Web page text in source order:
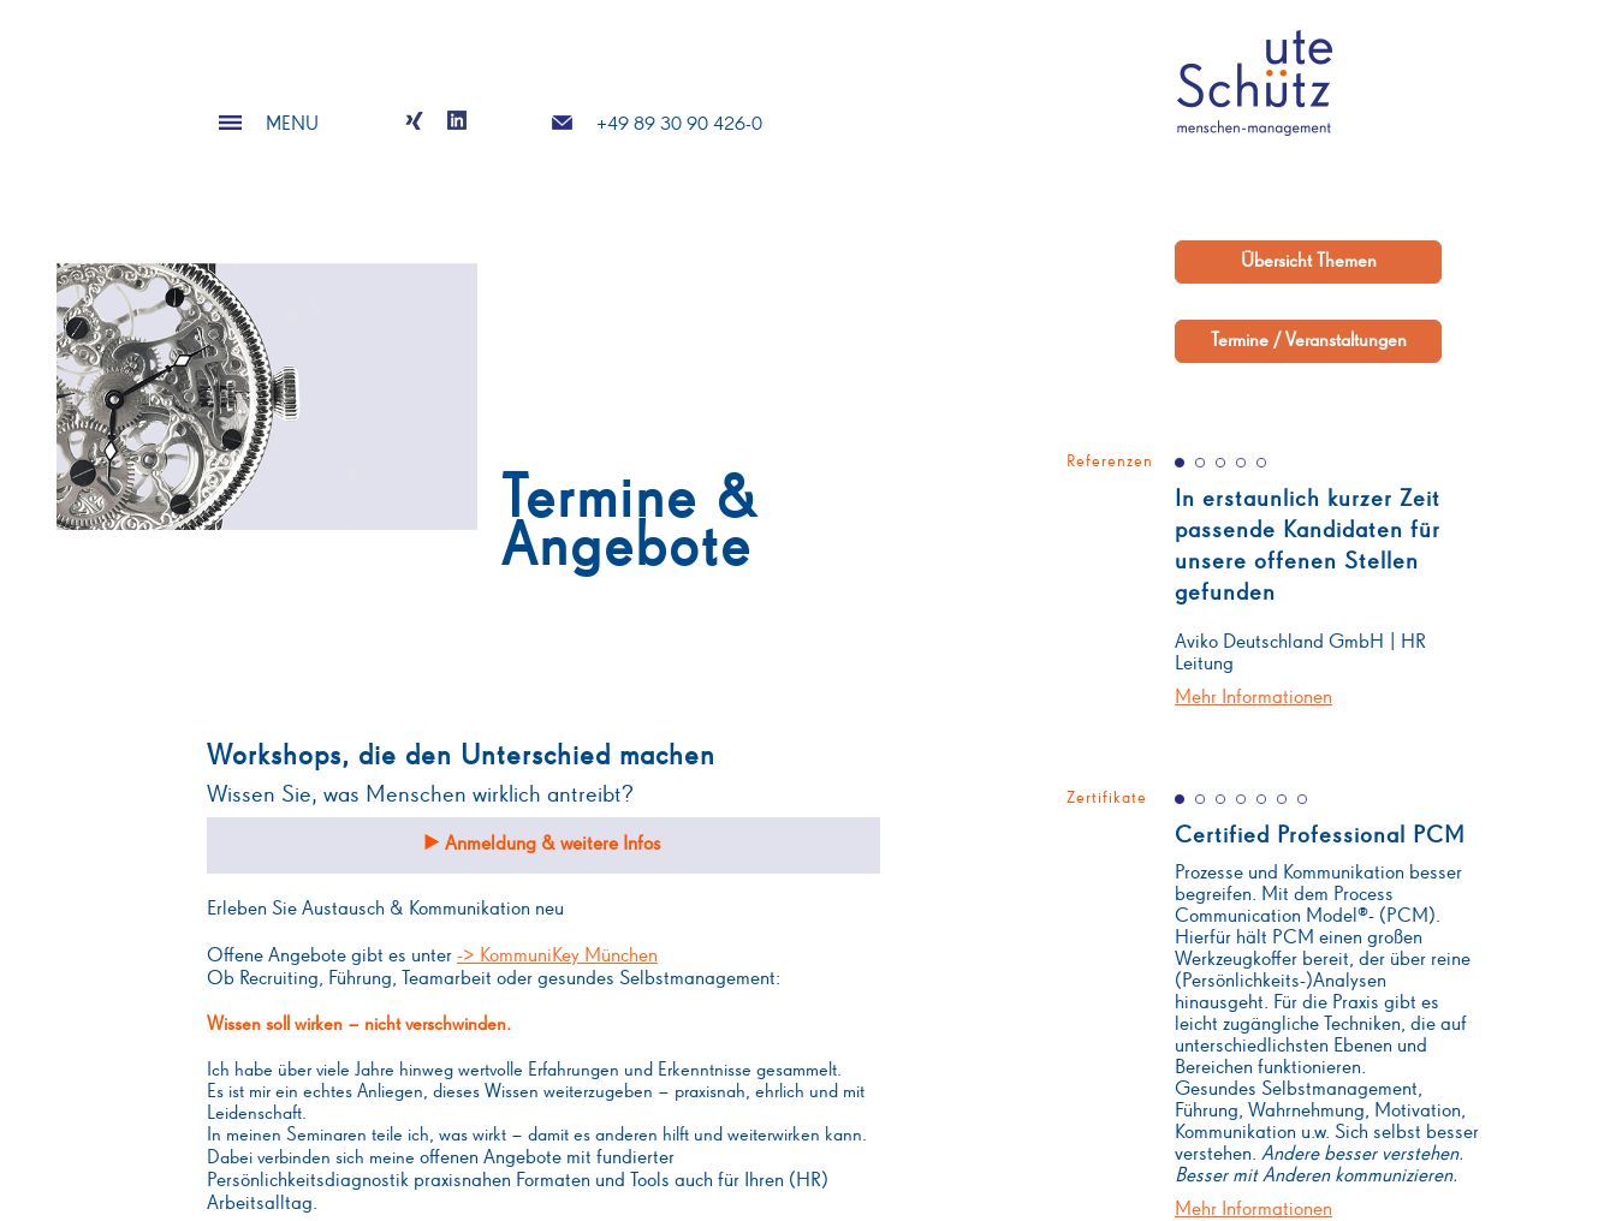
MENU +49 89 30 90 426-0
Termine &
Angebote
Workshops, die den Unterschied machen
Wissen Sie, was Menschen wirklich antreibt?
Anmeldung & weitere Infos
Erleben Sie Austausch & Kommunikation neu
Offene Angebote gibt es unter -> KommuniKey München
Ob Recruiting, Führung, Teamarbeit oder gesundes Selbstmanagement:
Wissen soll wirken – nicht verschwinden.
Ich habe über viele Jahre hinweg wertvolle Erfahrungen und Erkenntnisse gesammelt.
Es ist mir ein echtes Anliegen, dieses Wissen weiterzugeben – praxisnah, ehrlich und mit
Leidenschaft.
In meinen Seminaren teile ich, was wirkt – damit es anderen hilft und weiterwirken kann.
Dabei verbinden sich meine offenen Angebote mit fundierter
Persönlichkeitsdiagnostik praxisnahen Formaten und Tools auch für Ihren (HR)
Arbeitsalltag.
Übersicht Themen
Termine / Veranstaltungen
Referenzen
In erstaunlich kurzer Zeit
passende Kandidaten für
unsere offenen Stellen
gefunden
Aviko Deutschland GmbH | HR
Leitung
Mehr Informationen
Zertifikate
Certified Professional PCM
Prozesse und Kommunikation besser
begreifen. Mit dem Process
Communication Model®- (PCM).
Hierfür hält PCM einen großen
Werkzeugkoffer bereit, der über reine
(Persönlichkeits-)Analysen
hinausgeht. Für die Praxis gibt es
leicht zugängliche Techniken, die auf
unterschiedlichsten Ebenen und
Bereichen funktionieren.
Gesundes Selbstmanagement,
Führung, Wahrnehmung, Motivation,
Kommunikation u.w. Sich selbst besser
verstehen. Andere besser verstehen.
Besser mit Anderen kommunizieren.
Mehr Informationen